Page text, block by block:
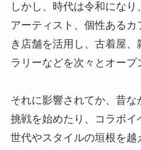
しかし、時代は令和にな
アーティスト、個性ある
き店舗を活用し、古着屋、
ラリーなどを次々とオープ
それに影響されてか、昔
挑戦を始めたり、コラボイ
世代やスタイルの垣根を